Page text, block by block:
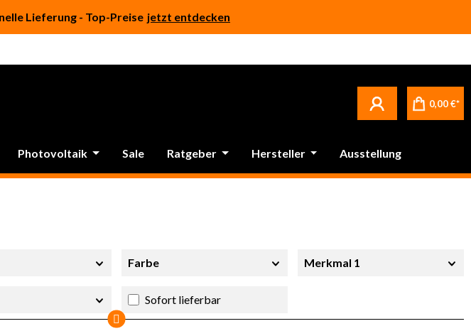
Lieferung - Top-Preise jetzt entdecken
0,00 €*
Photovoltaik Sale Ratgeber Hersteller Ausstellung
Farbe Merkmal 1
Sofort lieferbar